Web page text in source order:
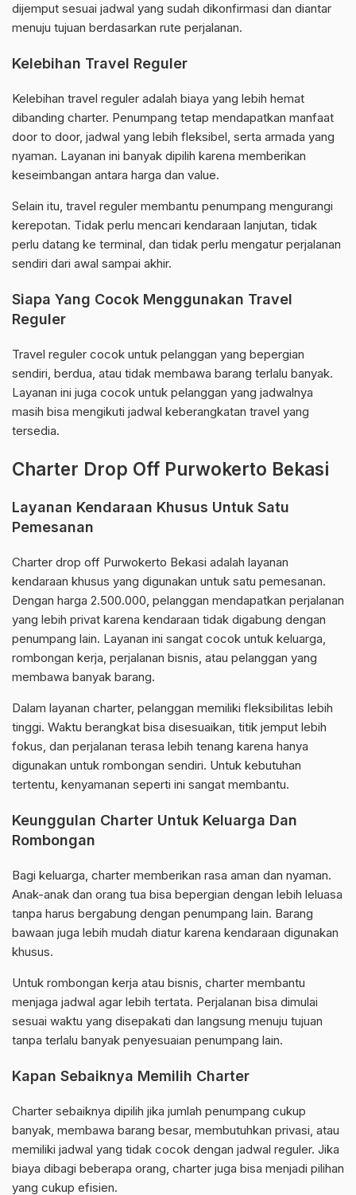
dijemput sesuai jadwal yang sudah dikonfirmasi dan diantar
menuju tujuan berdasarkan rute perjalanan.
Kelebihan Travel Reguler
Kelebihan travel reguler adalah biaya yang lebih hemat
dibanding charter. Penumpang tetap mendapatkan manfaat
door to door, jadwal yang lebih fleksibel, serta armada yang
nyaman. Layanan ini banyak dipilih karena memberikan
keseimbangan antara harga dan value.
Selain itu, travel reguler membantu penumpang mengurangi
kerepotan. Tidak perlu mencari kendaraan lanjutan, tidak
perlu datang ke terminal, dan tidak perlu mengatur perjalanan
sendiri dari awal sampai akhir.
Siapa Yang Cocok Menggunakan Travel
Reguler
Travel reguler cocok untuk pelanggan yang bepergian
sendiri, berdua, atau tidak membawa barang terlalu banyak.
Layanan ini juga cocok untuk pelanggan yang jadwalnya
masih bisa mengikuti jadwal keberangkatan travel yang
tersedia.
Charter Drop Off Purwokerto Bekasi
Layanan Kendaraan Khusus Untuk Satu
Pemesanan
Charter drop off Purwokerto Bekasi adalah layanan
kendaraan khusus yang digunakan untuk satu pemesanan.
Dengan harga 2.500.000, pelanggan mendapatkan perjalanan
yang lebih privat karena kendaraan tidak digabung dengan
penumpang lain. Layanan ini sangat cocok untuk keluarga,
rombongan kerja, perjalanan bisnis, atau pelanggan yang
membawa banyak barang.
Dalam layanan charter, pelanggan memiliki fleksibilitas lebih
tinggi. Waktu berangkat bisa disesuaikan, titik jemput lebih
fokus, dan perjalanan terasa lebih tenang karena hanya
digunakan untuk rombongan sendiri. Untuk kebutuhan
tertentu, kenyamanan seperti ini sangat membantu.
Keunggulan Charter Untuk Keluarga Dan
Rombongan
Bagi keluarga, charter memberikan rasa aman dan nyaman.
Anak-anak dan orang tua bisa bepergian dengan lebih leluasa
tanpa harus bergabung dengan penumpang lain. Barang
bawaan juga lebih mudah diatur karena kendaraan digunakan
khusus.
Untuk rombongan kerja atau bisnis, charter membantu
menjaga jadwal agar lebih tertata. Perjalanan bisa dimulai
sesuai waktu yang disepakati dan langsung menuju tujuan
tanpa terlalu banyak penyesuaian penumpang lain.
Kapan Sebaiknya Memilih Charter
Charter sebaiknya dipilih jika jumlah penumpang cukup
banyak, membawa barang besar, membutuhkan privasi, atau
memiliki jadwal yang tidak cocok dengan jadwal reguler. Jika
biaya dibagi beberapa orang, charter juga bisa menjadi pilihan
yang cukup efisien.